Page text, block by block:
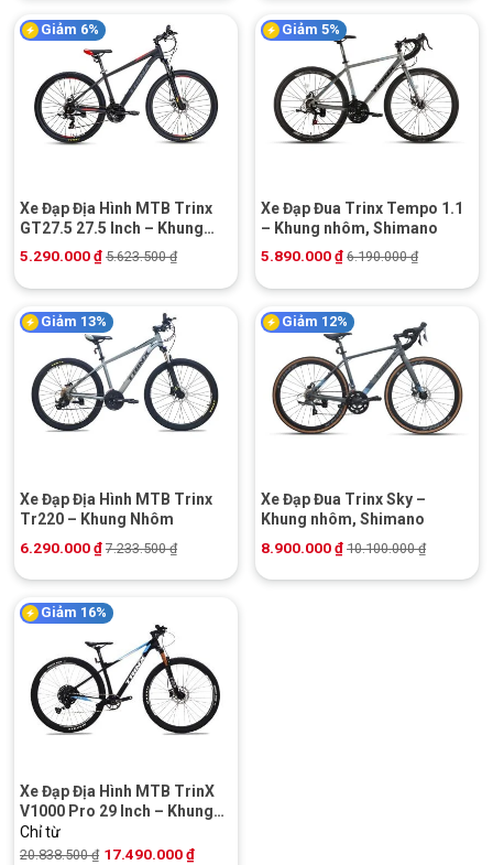
Giảm 6%
Xe Đạp Địa Hình MTB Trinx
GT27.5 27.5 Inch – Khung
Nhôm
5.290.000₫ 5.623.500₫
Giảm 5%
Xe Đạp Đua Trinx Tempo 1.1
– Khung nhôm, Shimano
5.890.000₫ 6.190.000₫
Giảm 13%
Xe Đạp Địa Hình MTB Trinx
Tr220 – Khung Nhôm
6.290.000₫ 7.233.500₫
Giảm 12%
Xe Đạp Đua Trinx Sky –
Khung nhôm, Shimano
8.900.000₫ 10.100.000₫
Giảm 16%
Xe Đạp Địa Hình MTB TrinX
V1000 Pro 29 Inch – Khung
Carbon | Shimano
Chỉ từ
20.838.500₫ 17.490.000₫